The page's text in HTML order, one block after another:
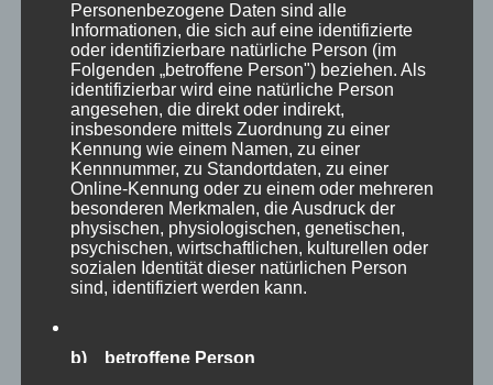
MP Mario Porten
Personenbezogene Daten sind alle
Informationen, die sich auf eine identifizierte
oder identifizierbare natürliche Person (im
Folgenden „betroffene Person") beziehen. Als
identifizierbar wird eine natürliche Person
angesehen, die direkt oder indirekt,
insbesondere mittels Zuordnung zu einer
Kennung wie einem Namen, zu einer
Kennnummer, zu Standortdaten, zu einer
Online-Kennung oder zu einem oder mehreren
besonderen Merkmalen, die Ausdruck der
physischen, physiologischen, genetischen,
psychischen, wirtschaftlichen, kulturellen oder
sozialen Identität dieser natürlichen Person
sind, identifiziert werden kann.
b) betroffene Person